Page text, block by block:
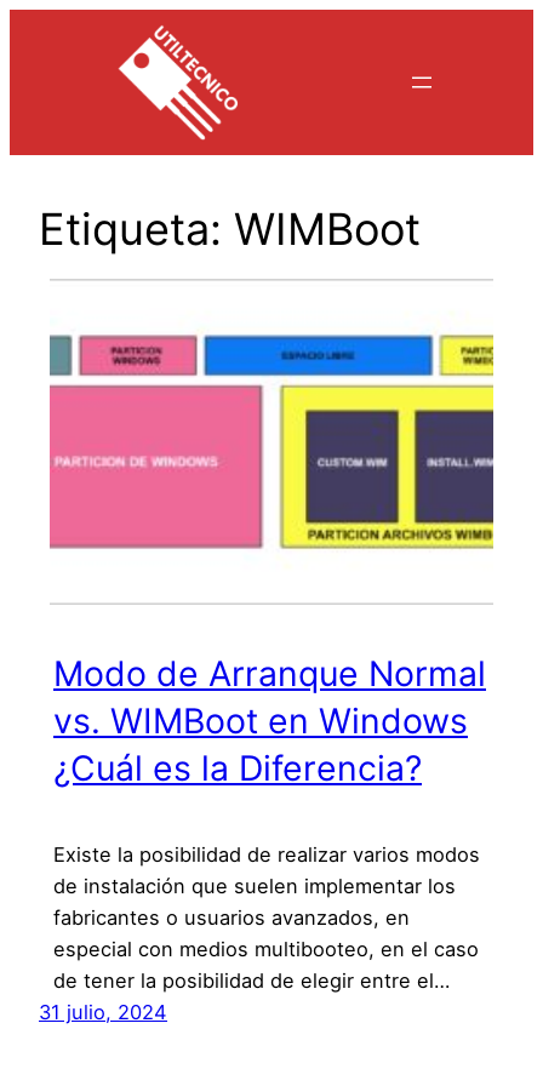
Etiqueta: WIMBoot
Modo de Arranque Normal
vs. WIMBoot en Windows
¿Cuál es la Diferencia?
Existe la posibilidad de realizar varios modos
de instalación que suelen implementar los
fabricantes o usuarios avanzados, en
especial con medios multibooteo, en el caso
de tener la posibilidad de elegir entre el…
31 julio, 2024